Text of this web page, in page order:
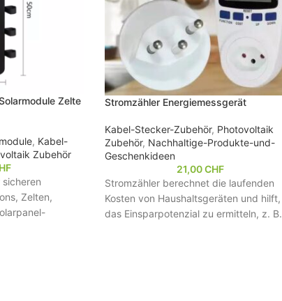
Zelte
, Kabel-
Zubehör
Zelten,
Stromzähler Energiemessgerät
Kabel-Stecker-Zubehör, Photovoltaik
Zubehör, Nachhaltige-Produkte-und-
Geschenkideen
21,00CHF
Stromzähler berechnet die laufenden
Kosten von Haushaltsgeräten und hilft,
das Einsparpotenzial zu ermitteln, z. B.